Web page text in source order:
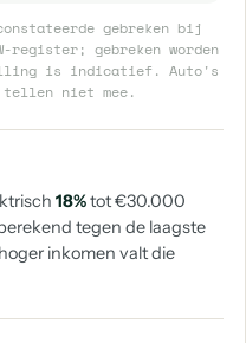
gebreken bij
register; gebreken worden
is indicatief. Auto's
niet mee.
18%tot €30.000
tegen de laagste
inkomen valt die